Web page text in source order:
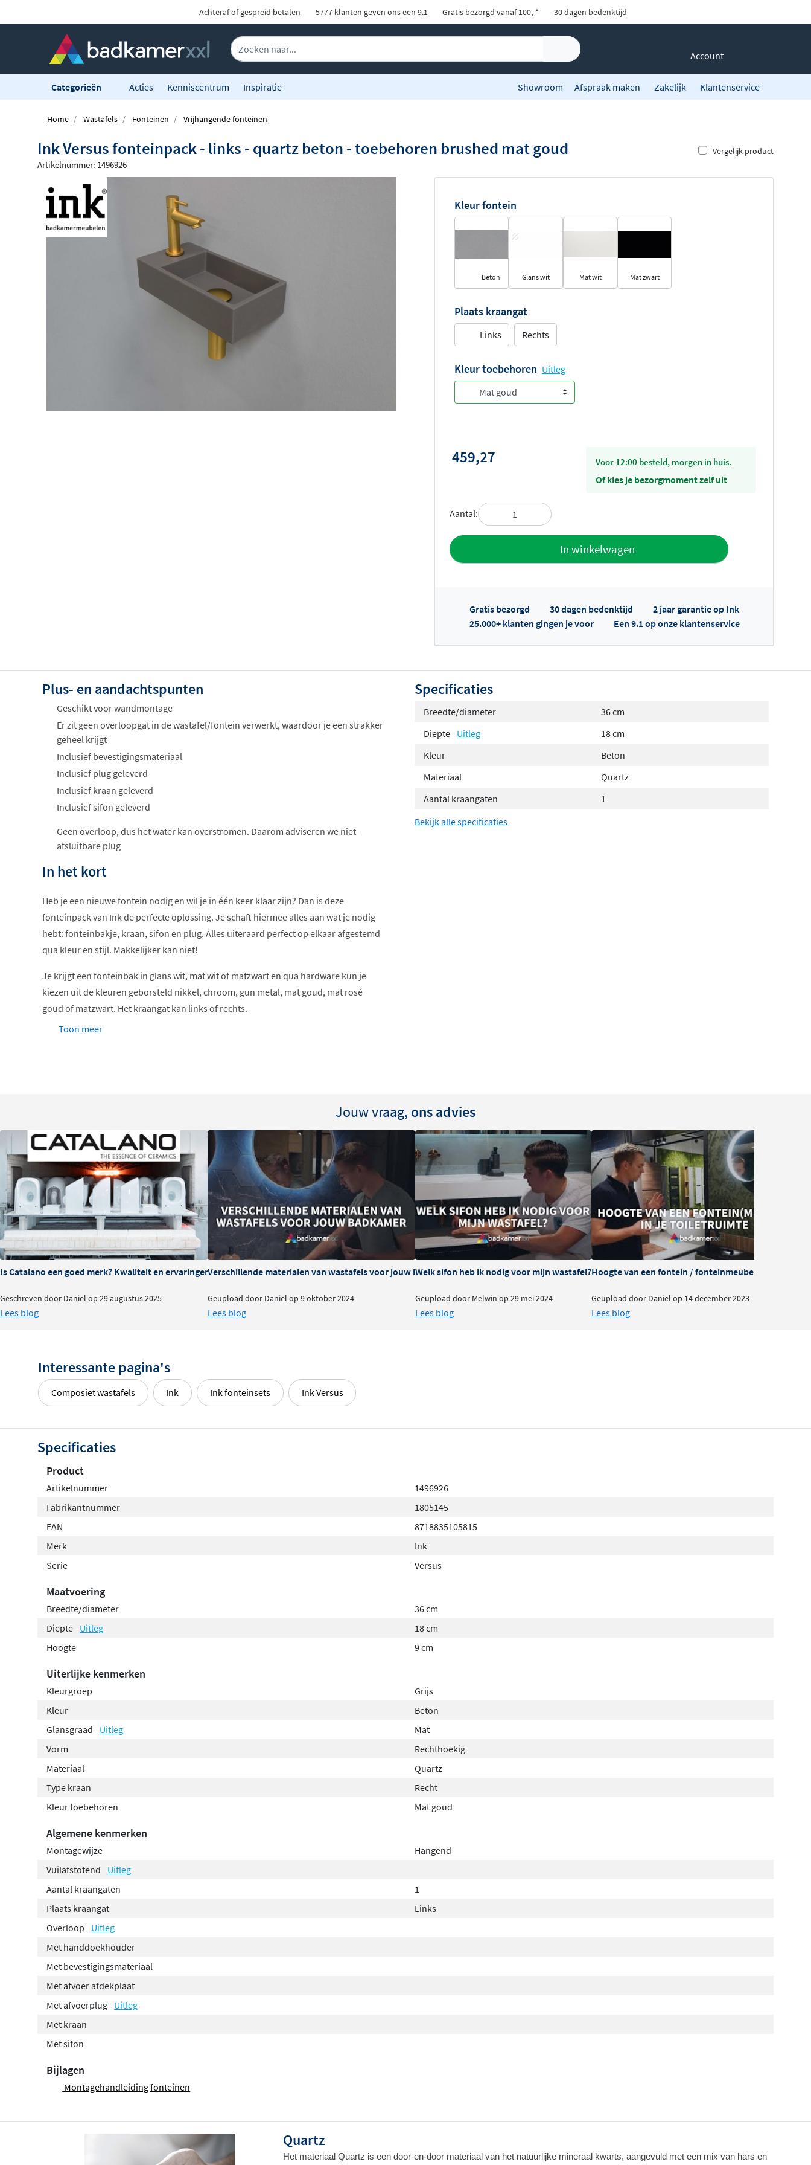
Achteraf of gespreid betalen 5777 klanten geven ons een 9.1 Gratis bezorgd vanaf 100,-* 30 dagen bedenktijd
Account
Categorieën Acties Kenniscentrum Inspiratie Showroom Afspraak maken Zakelijk Klantenservice
Home Wastafels Fonteinen Vrijhangende fonteinen
Ink Versus fonteinpack - links - quartz beton - toebehoren brushed mat goud Vergelijk product
Artikelnummer: 1496926
Kleur fontein
Beton Glans wit Mat wit Mat zwart
Plaats kraangat
Links Rechts
Kleur toebehoren Uitleg
459,27 voor 12:00 besteld, morgen in huis.
Of kies je bezorgmoment zelf uit
Aantal:
In winkelwagen
Toevoegen aan offerte
Gratis bezorgd 30 dagen bedenktijd
2 jaar garantie op Ink
25.000+ klanten gingen je voor
Een 9.1 op onze klantenservice
Plus- en aandachtspunten
Geschikt voor wandmontage
Er zit geen overloopgat in de wastafel/fontein verwerkt, waardoor je een strakker
geheel krijgt
Inclusief bevestigingsmateriaal
Inclusief plug geleverd
Inclusief kraan geleverd
Inclusief sifon geleverd
Geen overloop, dus het water kan overstromen. Daarom adviseren we niet-
afsluitbare plug
In het kort
Heb je een nieuwe fontein nodig en wil je in één keer klaar zijn? Dan is deze
fonteinpack van Ink de perfecte oplossing. Je schaft hiermee alles aan wat je nodig
hebt: fonteinbakje, kraan, sifon en plug. Alles uiteraard perfect op elkaar afgestemd
qua kleur en stijl. Makkelijker kan niet!
Je krijgt een fonteinbak in glans wit, mat wit of matzwart en qua hardware kun je
kiezen uit de kleuren geborsteld nikkel, chroom, gun metal, mat goud, mat rosé
goud of matzwart. Het kraangat kan links of rechts.
Deze Versus fontein is 36cm breed, 18cm diep en 9 cm hoog.
Toon meer
Specificaties
Breedte/diameter
36 cm
Diepte Uitleg
18 cm
Kleur
Beton
Materiaal
Quartz
Aantal kraangaten
1
Bekijk alle specificaties
Jouw vraag, ons advies
Is Catalano een goed merk? Kwaliteit en ervaringen
Geschreven door Daniel op 29 augustus 2025
Lees blog
Verschillende materialen van wastafels voor jouw badkamer
Geüpload door Daniel op 9 oktober 2024
Lees blog
Welk sifon heb ik nodig voor mijn wastafel?
Geüpload door Melwin op 29 mei 2024
Lees blog
Hoogte van een fontein / fonteinmeubel in je
Geüpload door Daniel op 14 december 2023
Lees blog
Interessante pagina's
Composiet wastafels Ink Ink fonteinsets Ink Versus
Specificaties
Product
Artikelnummer
1496926
Fabrikantnummer
1805145
EAN
8718835105815
Merk
Ink
Serie
Versus
Maatvoering
Breedte/diameter
36 cm
Diepte Uitleg
18 cm
Hoogte
9 cm
Uiterlijke kenmerken
Kleurgroep
Grijs
Kleur
Beton
Glansgraad
Uitleg
Mat
Vorm
Rechthoekig
Materiaal
Quartz
Type kraan
Recht
Kleur toebehoren
Mat goud
Algemene kenmerken
Montagewijze
Hangend
Vuilafstotend
Uitleg
Aantal kraangaten
1
Plaats kraangat
Links
Overloop
Uitleg
Met handdoekhouder
Met bevestigingsmateriaal
Met afvoer afdekplaat
Met afvoerplug Uitleg
Met kraan
Met sifon
Bijlagen
Montagehandleiding fonteinen
Quartz
Het materiaal Quartz is een door-en-door materiaal van het natuurlijke mineraal kwarts, aangevuld met een mix van hars en